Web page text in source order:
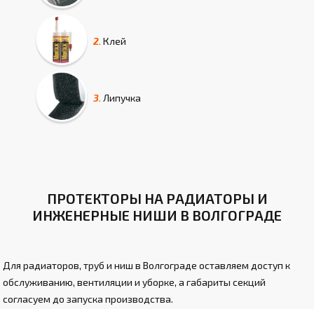
2. Клей
3. Липучка
ПРОТЕКТОРЫ НА РАДИАТОРЫ И
ИНЖЕНЕРНЫЕ НИШИ В ВОЛГОГРАДЕ
Для радиаторов, труб и ниш в Волгограде оставляем доступ к
обслуживанию, вентиляции и уборке, а габариты секций
согласуем до запуска производства.